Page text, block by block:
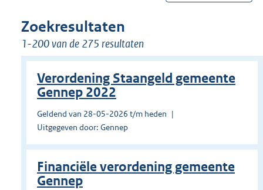
Zoekresultaten
1-200 van de 275 resultaten
Verordening Staangeld gemeente
Gennep 2022
Geldend van 28-05-2026 t/m heden
Uitgegeven door: Gennep
Financiële verordening gemeente
Gennep